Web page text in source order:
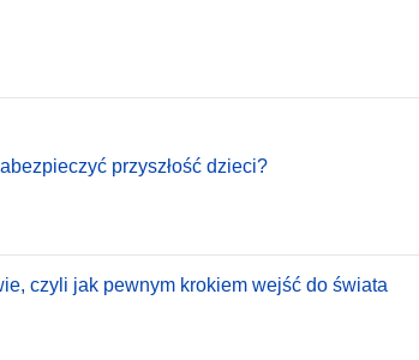
przyszłość dzieci?
czyli jak pewnym krokiem wejść do świata